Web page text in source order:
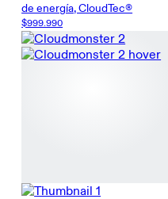
de energía, CloudTec®
$999.990